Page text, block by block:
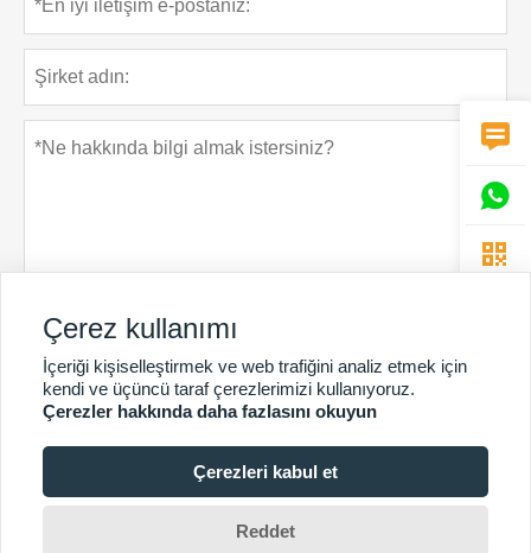
Gönder Gizlilik Politikası
DAHA FAZLA HIZMET
Telif Hakkı © Guangzhou Chunke Çevre Teknolojisi Ltd.Şti.E-



Çerez kullanımı
İçeriği kişiselleştirmek ve web trafiğini analiz etmek için
kendi ve üçüncü taraf çerezlerimizi kullanıyoruz.
Çerezler hakkında daha fazlasını okuyun
Çerezleri kabul et
Reddet